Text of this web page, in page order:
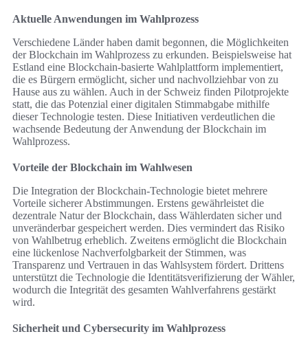
Aktuelle Anwendungen im Wahlprozess
Verschiedene Länder haben damit begonnen, die Möglichkeiten
der Blockchain im Wahlprozess zu erkunden. Beispielsweise hat
Estland eine Blockchain-basierte Wahlplattform implementiert,
die es Bürgern ermöglicht, sicher und nachvollziehbar von zu
Hause aus zu wählen. Auch in der Schweiz finden Pilotprojekte
statt, die das Potenzial einer digitalen Stimmabgabe mithilfe
dieser Technologie testen. Diese Initiativen verdeutlichen die
wachsende Bedeutung der Anwendung der Blockchain im
Wahlprozess.
Vorteile der Blockchain im Wahlwesen
Die Integration der Blockchain-Technologie bietet mehrere
Vorteile sicherer Abstimmungen. Erstens gewährleistet die
dezentrale Natur der Blockchain, dass Wählerdaten sicher und
unveränderbar gespeichert werden. Dies vermindert das Risiko
von Wahlbetrug erheblich. Zweitens ermöglicht die Blockchain
eine lückenlose Nachverfolgbarkeit der Stimmen, was
Transparenz und Vertrauen in das Wahlsystem fördert. Drittens
unterstützt die Technologie die Identitätsverifizierung der Wähler,
wodurch die Integrität des gesamten Wahlverfahrens gestärkt
wird.
Sicherheit und Cybersecurity im Wahlprozess